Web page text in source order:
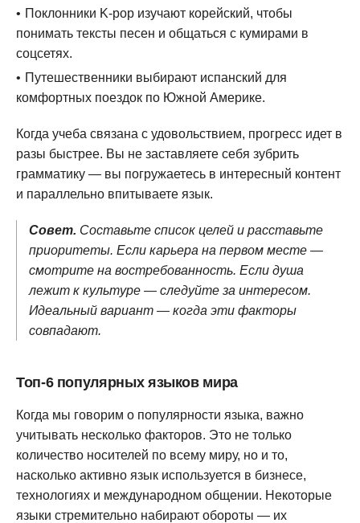
Поклонники K-pop изучают корейский, чтобы
понимать тексты песен и общаться с кумирами в
соцсетях.
Путешественники выбирают испанский для
комфортных поездок по Южной Америке.
Когда учеба связана с удовольствием, прогресс идет в
разы быстрее. Вы не заставляете себя зубрить
грамматику — вы погружаетесь в интересный контент
и параллельно впитываете язык.
Совет. Составьте список целей и расставьте
приоритеты. Если карьера на первом месте —
смотрите на востребованность. Если душа
лежит к культуре — следуйте за интересом.
Идеальный вариант — когда эти факторы
совпадают.
Топ-6 популярных языков мира
Когда мы говорим о популярности языка, важно
учитывать несколько факторов. Это не только
количество носителей по всему миру, но и то,
насколько активно язык используется в бизнесе,
технологиях и международном общении. Некоторые
языки стремительно набирают обороты — их